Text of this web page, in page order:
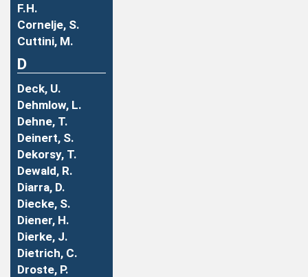
F.H.
Cornelje, S.
Cuttini, M.
D
Deck, U.
Dehmlow, L.
Dehne, T.
Deinert, S.
Dekorsy, T.
Dewald, R.
Diarra, D.
Diecke, S.
Diener, H.
Dierke, J.
Dietrich, C.
Droste, P.